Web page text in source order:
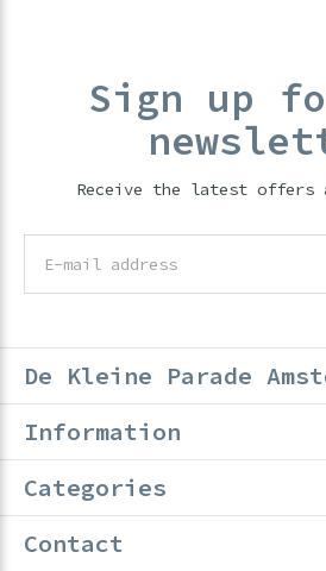
Sign up
Receive the latest offers
De Kleine Parade
Information
Categories
Contact